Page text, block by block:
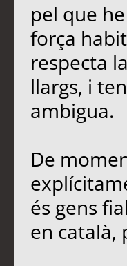
pel que
força
respecta
llargs, i
ambigua.
De
és gens
en català,